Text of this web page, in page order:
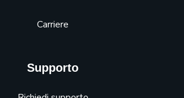
Carriere
Supporto